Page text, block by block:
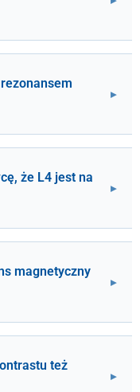
że L4 jest na
magnetyczny
też